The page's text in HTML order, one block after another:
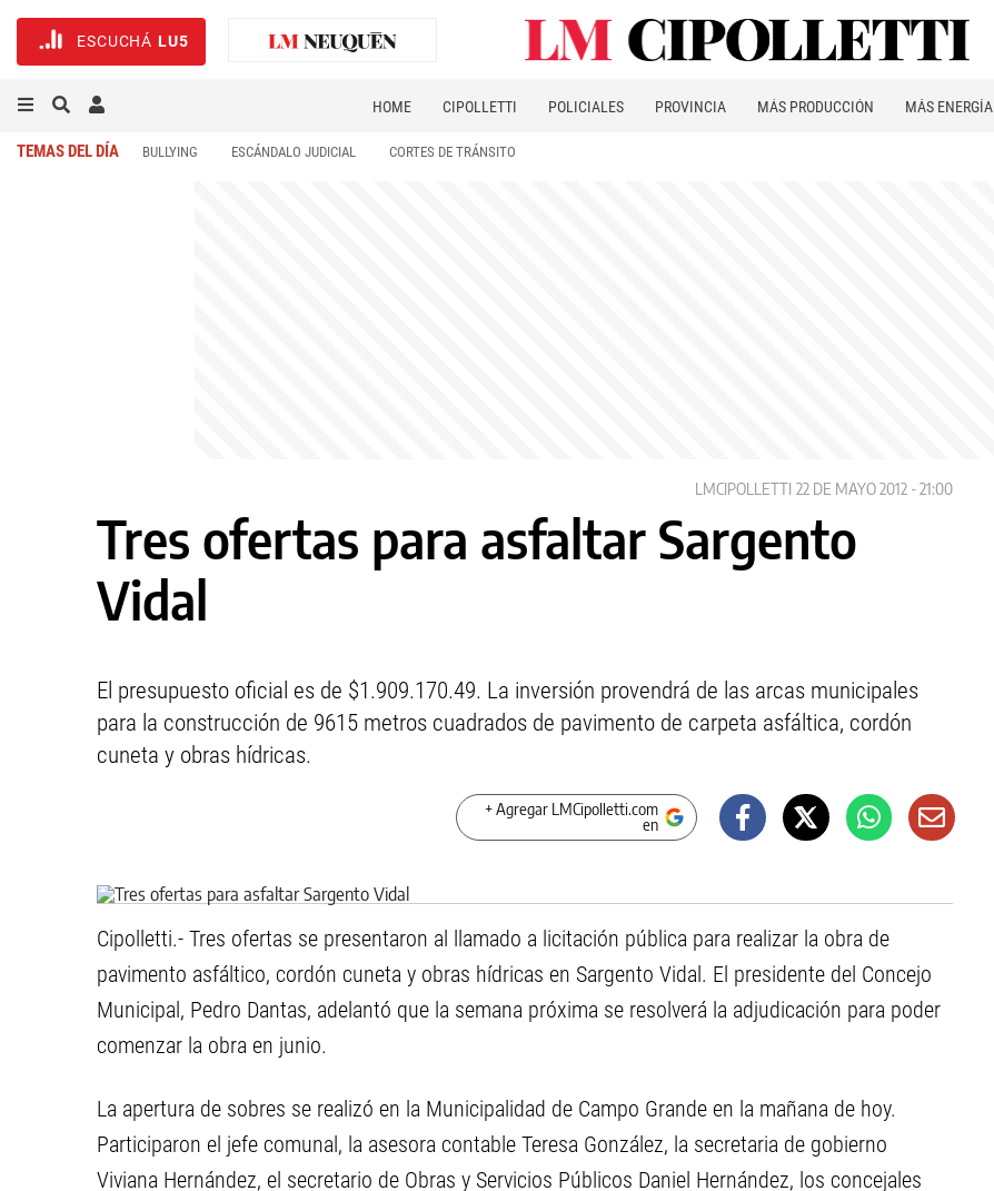
ESCUCHÁ LU5
HOME CIPOLLETTI POLICIALES PROVINCIA MÁS PRODUCCIÓN MÁS ENERGÍA
TEMAS DEL DÍA BULLYING ESCÁNDALO JUDICIAL CORTES DE TRÁNSITO
LMCIPOLLETTI 22 DE MAYO 2012 - 21:00
Tres ofertas para asfaltar Sargento
Vidal
El presupuesto oficial es de $1.909.170.49. La inversión provendrá de las arcas municipales
para la construcción de 9615 metros cuadrados de pavimento de carpeta asfáltica, cordón
cuneta y obras hídricas.
+ Agregar LMCipolletti.com
en
Cipolletti.- Tres ofertas se presentaron al llamado a licitación pública para realizar la obra de
pavimento asfáltico, cordón cuneta y obras hídricas en Sargento Vidal. El presidente del Concejo
Municipal, Pedro Dantas, adelantó que la semana próxima se resolverá la adjudicación para poder
comenzar la obra en junio.
La apertura de sobres se realizó en la Municipalidad de Campo Grande en la mañana de hoy.
Participaron el jefe comunal, la asesora contable Teresa González, la secretaria de gobierno
Viviana Hernández, el secretario de Obras y Servicios Públicos Daniel Hernández, los concejales